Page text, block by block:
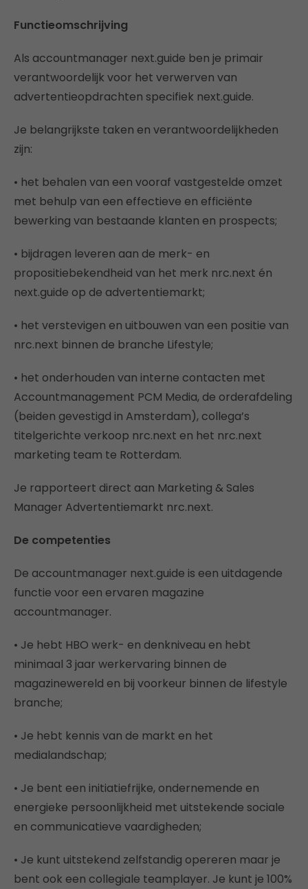
Functieomschrijving
Als accountmanager next.guide ben je primair
verantwoordelijk voor het verwerven van
advertentieopdrachten specifiek next.guide.
Je belangrijkste taken en verantwoordelijkheden
zijn:
• het behalen van een vooraf vastgestelde omzet
met behulp van een effectieve en efficiënte
bewerking van bestaande klanten en prospects;
• bijdragen leveren aan de merk- en
propositiebekendheid van het merk nrc.next én
next.guide op de advertentiemarkt;
• het verstevigen en uitbouwen van een positie van
nrc.next binnen de branche Lifestyle;
• het onderhouden van interne contacten met
Accountmanagement PCM Media, de orderafdeling
(beiden gevestigd in Amsterdam), collega’s
titelgerichte verkoop nrc.next en het nrc.next
marketing team te Rotterdam.
Je rapporteert direct aan Marketing & Sales
Manager Advertentiemarkt nrc.next.
De competenties
De accountmanager next.guide is een uitdagende
functie voor een ervaren magazine
accountmanager.
• Je hebt HBO werk- en denkniveau en hebt
minimaal 3 jaar werkervaring binnen de
magazinewereld en bij voorkeur binnen de lifestyle
branche;
• Je hebt kennis van de markt en het
medialandschap;
• Je bent een initiatiefrijke, ondernemende en
energieke persoonlijkheid met uitstekende sociale
en communicatieve vaardigheden;
• Je kunt uitstekend zelfstandig opereren maar je
bent ook een collegiale teamplayer. Je kunt je 100%